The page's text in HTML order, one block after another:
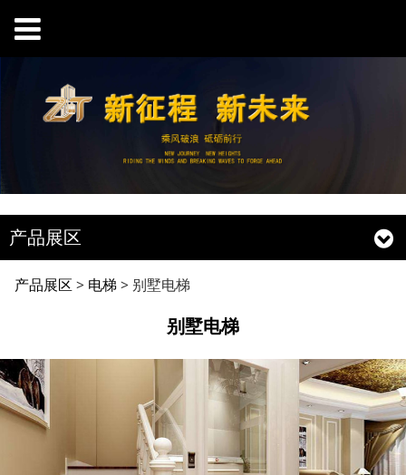
产品展区
别墅电梯
产品展区 > 电梯> 别墅电梯
别墅电梯